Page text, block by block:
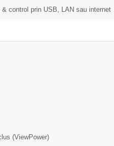
control prin USB, LAN sau internet
(ViewPower)